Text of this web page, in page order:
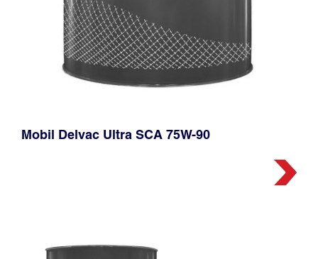
Mobil Delvac Ultra SCA 75W-90